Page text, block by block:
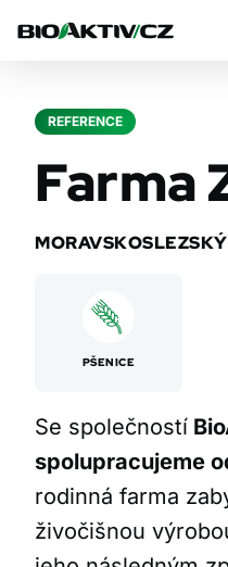
REFERENCE
Farma
PŠENICE
Se společností
spolupracujeme
rodinná farma
živočišnou